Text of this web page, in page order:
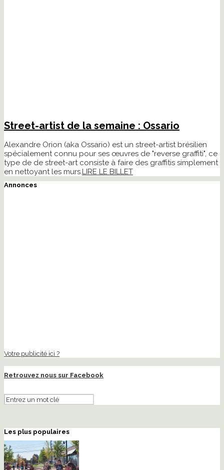
Street-artist de la semaine : Ossario
Alexandre Orion (aka Ossario) est un street-artist brésilien
spécialement connu pour ses œuvres de "reverse graffiti", ce
type de de street-art consiste à faire des graffitis simplement
en nettoyant les murs. LIRE LE BILLET
Annonces
Votre publicité ici ?
Retrouvez nous sur Facebook
Les plus populaires